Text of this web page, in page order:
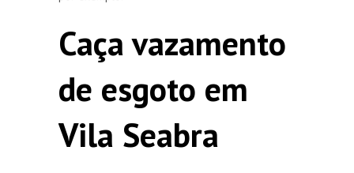
Caça vazamento
de esgoto em
Vila Seabra